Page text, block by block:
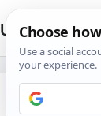
Upload
Search
for: